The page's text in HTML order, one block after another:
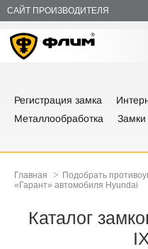
САЙТ ПРОИЗВОДИТЕЛЯ
Регистрация замка
Металлообработка
Замки
Главная > Подобрать
«Гарант» автомобиля Hyundai
Каталог